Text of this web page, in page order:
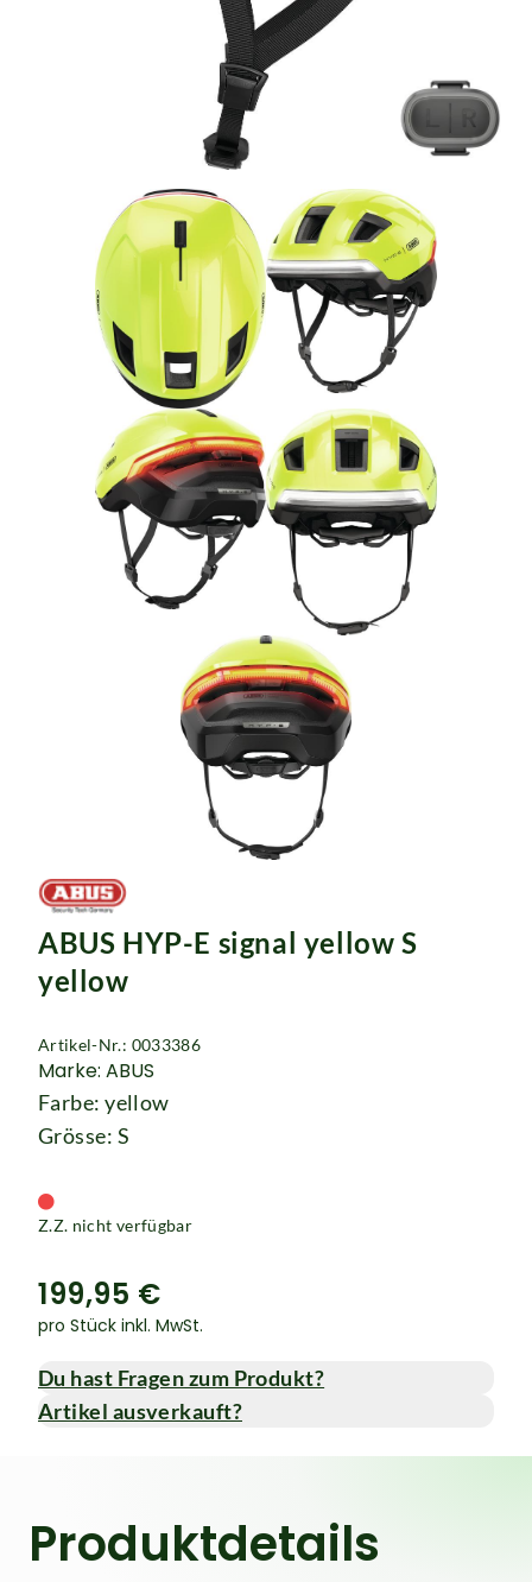
ABUS HYP-E signal yellow S
yellow
Artikel-Nr.: 0033386
Marke: ABUS
Farbe: yellow
Grösse: S
Z.Z. nicht verfügbar
199,95 €
pro Stück inkl. MwSt.
Du hast Fragen zum Produkt?
Artikel ausverkauft?
Produktdetails